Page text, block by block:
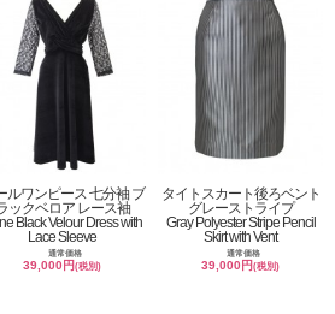
ルワンピース 七分袖 ブ
ックベロア レース袖
Black Velour Dress with
Lace Sleeve
通常価格
39,000円(税別)
タイトスカート後ろベント
グレーストライプ
Gray Polyester Stripe Pencil
Skirt with Vent
通常価格
39,000円(税別)